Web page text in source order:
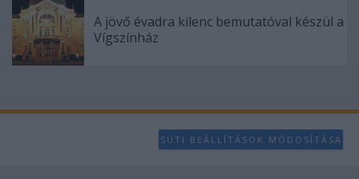
A jövő évadra kilenc bemutatóval készül a
Vígszínház
SÜTI BEÁLLÍTÁSOK MÓDOSÍTÁSA